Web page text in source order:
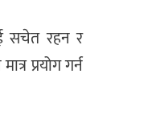
सचेत रहन र
प्रयोग गर्न